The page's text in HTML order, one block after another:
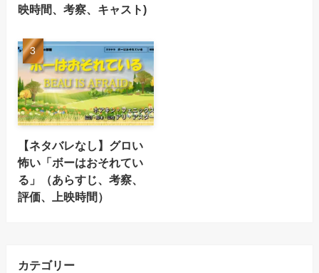
映時間、考察、キャスト)
【ネタバレなし】グロい
怖い「ボーはおそれてい
る」（あらすじ、考察、
評価、上映時間）
カテゴリー